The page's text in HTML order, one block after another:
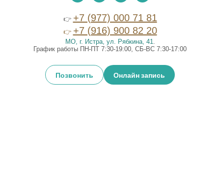
👉 +7 (977) 000 71 81
👉 +7 (916) 900 82 20
МО, г. Истра, ул. Рябкина, 41.
График работы ПН-ПТ 7:30-19:00, СБ-ВС 7:30-17:00
Позвонить Онлайн запись